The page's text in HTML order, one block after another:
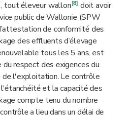
tout éleveur wallon[8] doit avoir
public de Wallonie (SPW
de conformité des
des effluents d’élevage
tous les 5 ans, est
respect des exigences du
l'exploitation. Le contrôle
et la capacité des
compte tenu du nombre
a lieu dans un délai de